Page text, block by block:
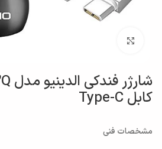
کابل Type-C
مشخصات فنی